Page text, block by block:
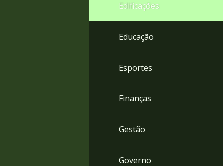
Edificações
Educação
Esportes
Finanças
Gestão
Governo